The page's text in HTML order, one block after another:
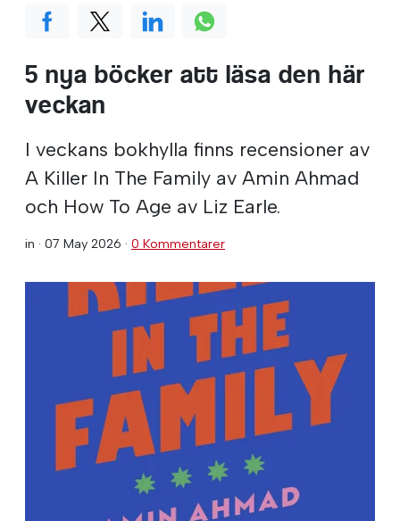
5 nya böcker att läsa den här
veckan
I veckans bokhylla finns recensioner av
A Killer In The Family av Amin Ahmad
och How To Age av Liz Earle.
in · 07 May 2026 · 0 Kommentarer